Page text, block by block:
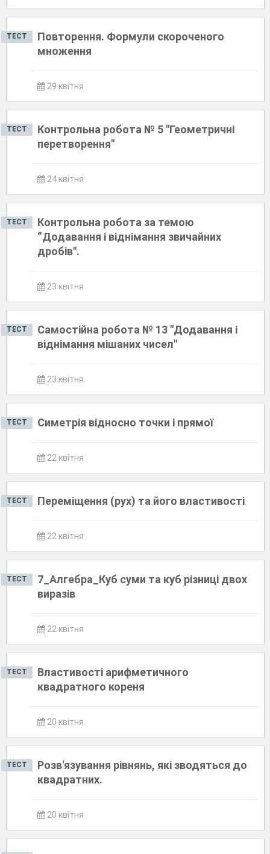
ТЕСТ
Повторення. Формули скороченого
множення
29 квітня
ТЕСТ
Контрольна робота № 5 "Геометричні
перетворення"
24 квітня
ТЕСТ
Контрольна робота за темою
“Додавання і віднімання звичайних
дробів".
23 квітня
ТЕСТ
Самостійна робота № 13 "Додавання і
віднімання мішаних чисел"
23 квітня
ТЕСТ Симетрія відносно точки і прямої
22 квітня
ТЕСТ Переміщення (рух) та його властивості
22 квітня
ТЕСТ
7_Алгебра_Куб суми та куб різниці двох
виразів
22 квітня
ТЕСТ
Властивості арифметичного
квадратного кореня
20 квітня
ТЕСТ
Розв'язування рівнянь, які зводяться до
квадратних.
20 квітня